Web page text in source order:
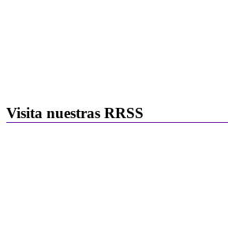
Visita nuestras RRSS